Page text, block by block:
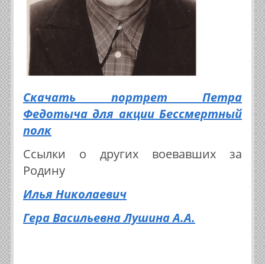
Скачать портрет Петра
Федотыча для акции Бессмертный
полк
Ссылки о других воевавших за
Родину
Илья Николаевич
Гера Васильевна Лушина А.А.